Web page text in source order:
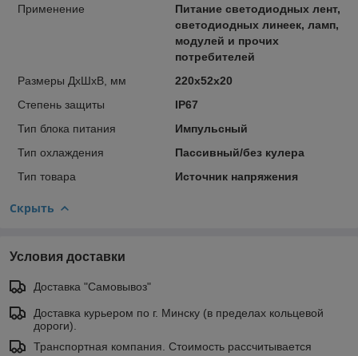
Применение
Питание светодиодных лент,
светодиодных линеек, ламп,
модулей и прочих
потребителей
Размеры ДхШхВ, мм
220x52x20
Степень защиты
IP67
Тип блoка питaния
Импульсный
Тип охлаждения
Пассивный/без кулера
Тип товара
Источник напряжения
Скрыть
Условия доставки
Доставка "Самовывоз"
Доставка курьером по г. Минску (в пределах кольцевой
дороги).
Транспортная компания. Стоимость рассчитывается